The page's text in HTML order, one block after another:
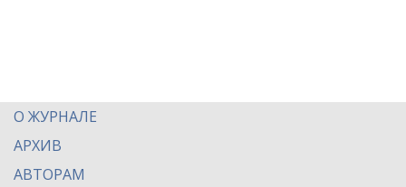
О ЖУРНАЛЕ
АРХИВ
АВТОРАМ